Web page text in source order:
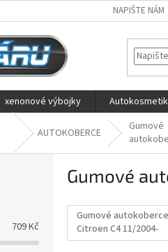
NAPIŠTE NÁM
xenonové výbojky
AUTOKOBERCE
Gumové
709Kč
Gumové
Gumové autokoberce
Citroen C4 11/2004-
08/2013